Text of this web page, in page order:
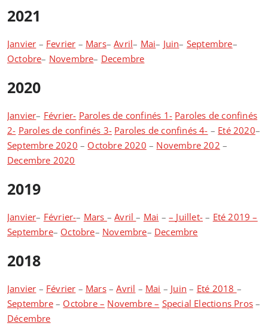
2021
Janvier – Fevrier – Mars–Avril– Mai– Juin– Septembre–
Octobre– Novembre– Decembre
2020
Janvier– Février- Paroles de confinés 1- Paroles de confinés
2- Paroles de confinés 3- Paroles de confinés 4- – Eté 2020–
Septembre 2020 – Octobre 2020 – Novembre 202 –
Decembre 2020
2019
Janvier– Février-– Mars –Avril– Mai –– Juillet- – Eté 2019 –
Septembre– Octobre– Novembre– Decembre
2018
Janvier – Février – Mars–Avril – Mai – Juin – Eté 2018 –
Septembre– Octobre – Novembre – Special Elections Pros –
Décembre